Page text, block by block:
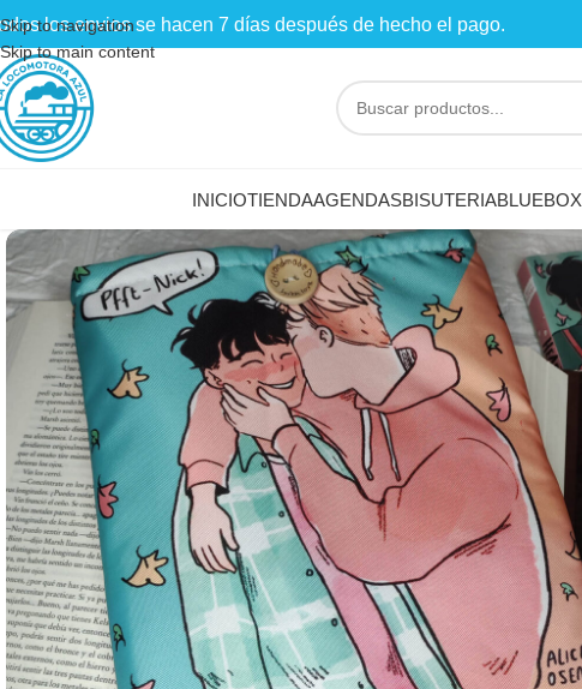
Skip to navigation
Skip to main content
los envios se hacen 7 días después de hecho el pago.
INICIOTIENDAAGENDASBISUTERIABLUEBOX